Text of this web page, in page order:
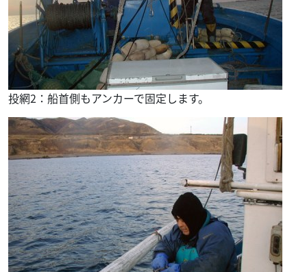
投網2：船首側もアンカーで固定します。